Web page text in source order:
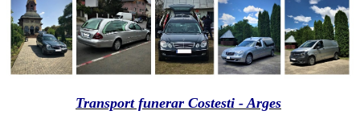
Transport funerar Costesti - Arges